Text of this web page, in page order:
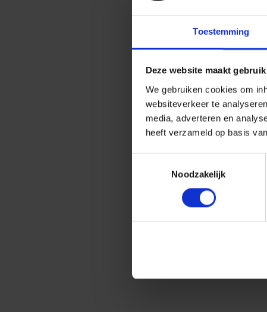
Toestemming
Deze website maakt
We gebruiken cookies om
websiteverkeer te
media, adverteren en
heeft verzameld op basis
Noodzakelijk